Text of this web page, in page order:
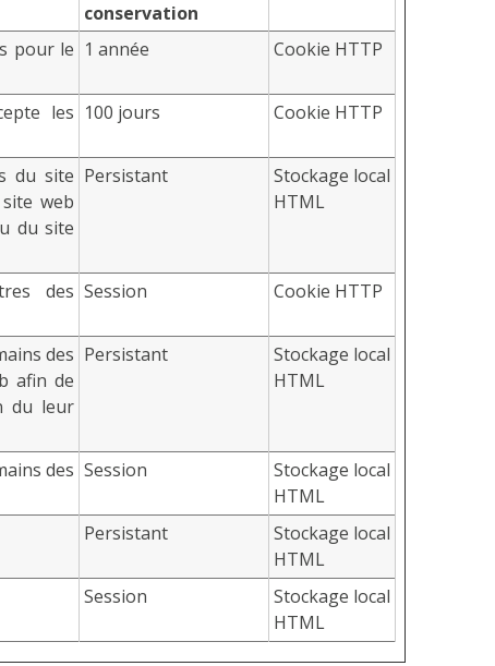
conservation
pour le 1 année Cookie HTTP
les 100 jours Cookie HTTP
du site
web
du site
Persistant
Stockage local
HTML
des Session Cookie HTTP
des
afin de
du leur
Persistant
Stockage local
HTML
des Session
Stockage local
HTML
Persistant
Stockage local
HTML
Session
Stockage local
HTML